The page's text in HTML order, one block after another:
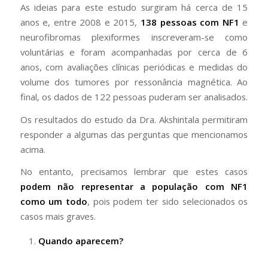
As ideias para este estudo surgiram há cerca de 15
anos e, entre 2008 e 2015, 138 pessoas com NF1 e
neurofibromas plexiformes inscreveram-se como
voluntárias e foram acompanhadas por cerca de 6
anos, com avaliações clínicas periódicas e medidas do
volume dos tumores por ressonância magnética. Ao
final, os dados de 122 pessoas puderam ser analisados.
Os resultados do estudo da Dra. Akshintala permitiram
responder a algumas das perguntas que mencionamos
acima.
No entanto, precisamos lembrar que estes casos
podem não representar a população com NF1
como um todo, pois podem ter sido selecionados os
casos mais graves.
Quando aparecem?